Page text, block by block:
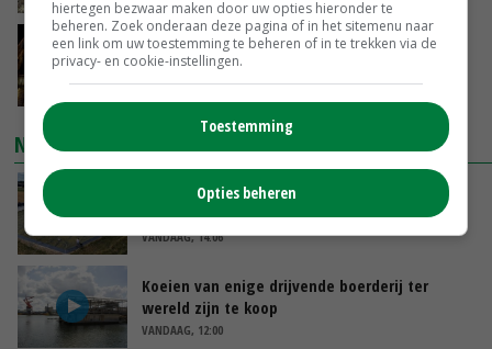
Spontane boerenacties in Twente en
Apeldoorn zetten de trend
VANDAAG, 14:48
NIEUWSTE VIDEO'S
Droogte veroorzaakt steeds meer problemen:
‘Bassin afgelopen week al leeg’
VANDAAG, 14:06
Koeien van enige drijvende boerderij ter
wereld zijn te koop
VANDAAG, 12:00
hiertegen bezwaar maken door uw opties hieronder te
beheren. Zoek onderaan deze pagina of in het sitemenu naar
een link om uw toestemming te beheren of in te trekken via de
privacy- en cookie-instellingen.
Toestemming
Opties beheren